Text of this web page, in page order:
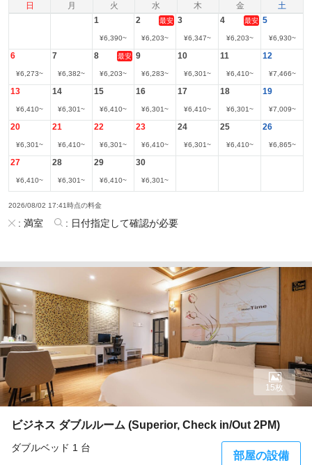
日 月 火 水 木 金 土
1
¥6,390~
2 最安
¥6,203~
3
¥6,347~
4 最安
¥6,203~
5
¥6,930~
6
¥6,273~
7
¥6,382~
8 最安
¥6,203~
9
¥6,283~
10
¥6,301~
11
¥6,410~
12
¥7,466~
13
¥6,410~
14
¥6,301~
15
¥6,410~
16
¥6,301~
17
¥6,410~
18
¥6,301~
19
¥7,009~
20
¥6,301~
21
¥6,410~
22
¥6,301~
23
¥6,410~
24
¥6,301~
25
¥6,410~
26
¥6,865~
27
¥6,410~
28
¥6,301~
29
¥6,410~
30
¥6,301~
2026/08/02 17:41時点の料金
: 満室 : 日付指定して確認が必要
ビジネス ダブルルーム (Superior, Check in/Out 2PM)
ダブルベッド 1 台
部屋の設備
15枚